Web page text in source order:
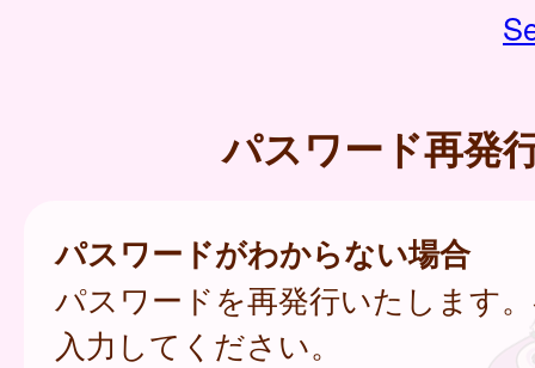
パスワード再発
パスワードがわからない場合
パスワードを再発行いたします
入力してください。